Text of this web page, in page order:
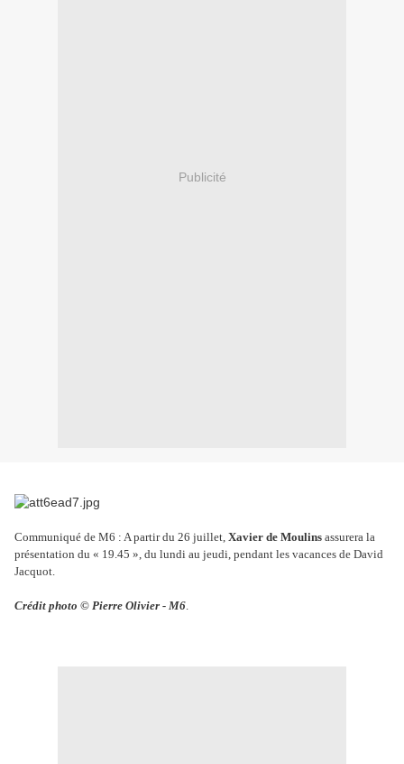
Publicité
Communiqué de M6 : A partir du 26 juillet, Xavier de Moulins assurera la
présentation du « 19.45 », du lundi au jeudi, pendant les vacances de David
Jacquot.
Crédit photo © Pierre Olivier - M6.